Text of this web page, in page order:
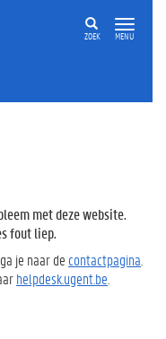
ZOEK MENU
met deze website.
fout liep.
je naar de contactpagina
helpdesk.ugent.be